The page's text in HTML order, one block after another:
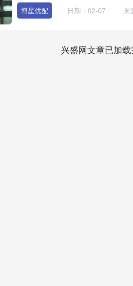
博星优配
日期：02-07 来
兴盛网文章已加